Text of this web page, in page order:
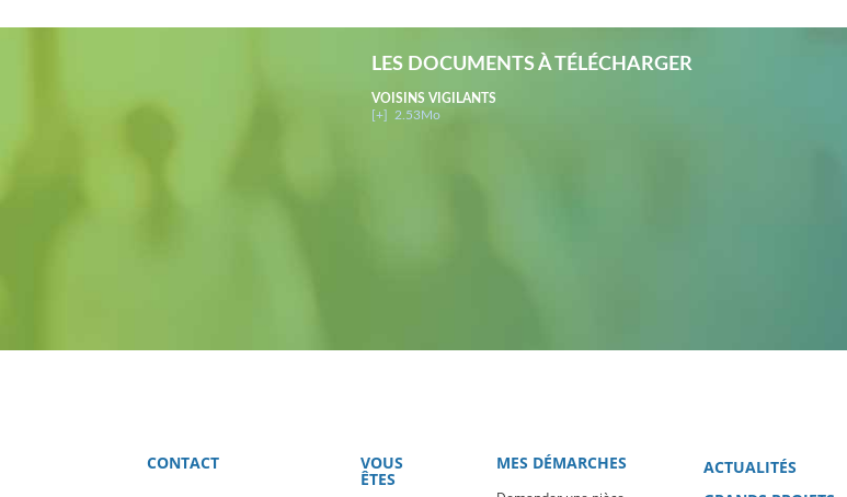
LES DOCUMENTS À TÉLÉCHARGER
VOISINS VIGILANTS
[+]
2.53Mo
CONTACT VOUS
ÊTES
MES DÉMARCHES
ACTUALITÉS